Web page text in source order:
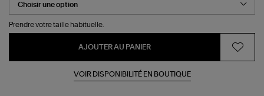
Prendre votre taille habituelle.
AJOUTER AU PANIER
VOIR DISPONIBILITÉ EN BOUTIQUE